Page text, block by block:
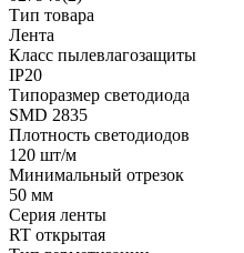
Тип товара
Лента
Класс пылевлагозащиты
IP20
Типоразмер светодиода
SMD 2835
Плотность светодиодов
120 шт/м
Минимальный отрезок
50 мм
Серия ленты
RT открытая